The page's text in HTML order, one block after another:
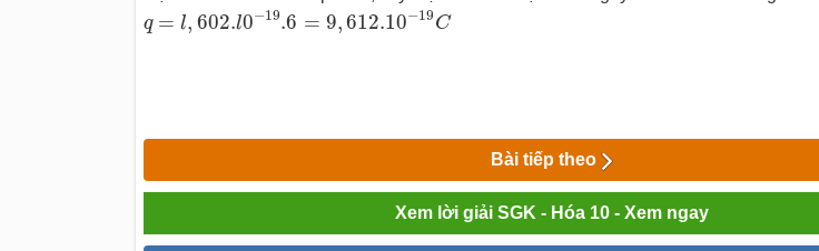
q = l, 602.l0−19.6 = 9,612.10−19C
= 602.l0 −19.6= 612.10−19C
Bài tiếp theo
Xem lời giải SGK - Hóa 10 - Xem ngay